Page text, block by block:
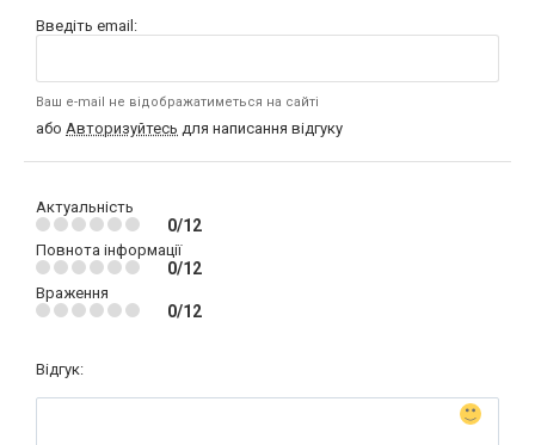
Введіть email:
Ваш e-mail не відображатиметься на сайті
або Авторизуйтесь для написання відгуку
Актуальність
0/12
Повнота інформації
0/12
Враження
0/12
Відгук: